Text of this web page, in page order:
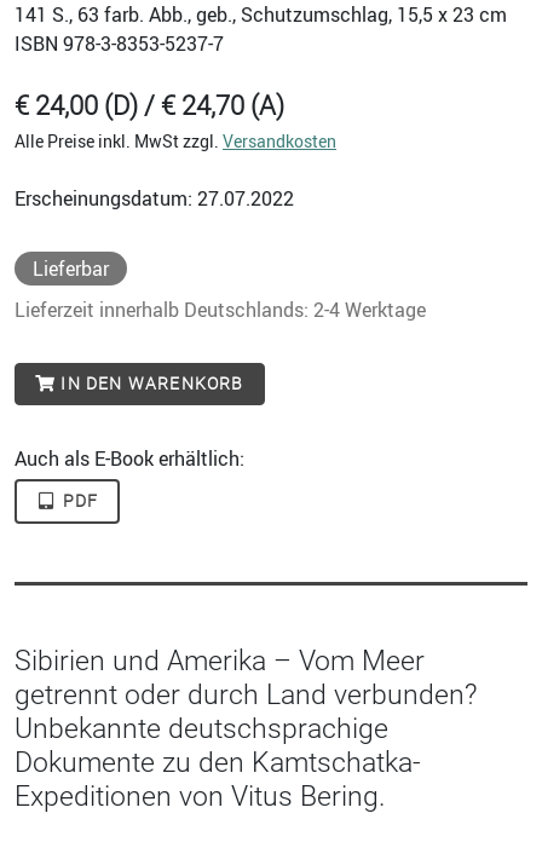
141 S., 63 farb. Abb., geb., Schutzumschlag, 15,5 x 23 cm
ISBN 978-3-8353-5237-7
€ 24,00 (D) / € 24,70 (A)
Alle Preise inkl. MwSt zzgl. Versandkosten
Erscheinungsdatum: 27.07.2022
Lieferbar
Lieferzeit innerhalb Deutschlands: 2-4 Werktage
IN DEN WARENKORB
Auch als E-Book erhältlich:
PDF
Sibirien und Amerika – Vom Meer
getrennt oder durch Land verbunden?
Unbekannte deutschsprachige
Dokumente zu den Kamtschatka-
Expeditionen von Vitus Bering.